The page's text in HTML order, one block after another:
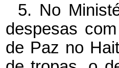
5. No
despesas
de Paz no